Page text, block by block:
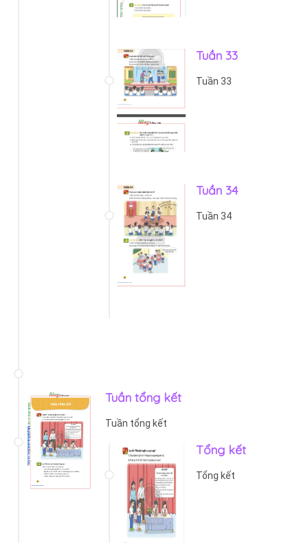
Tuần 33
Tuần 33
Tuần 34
Tuần 34
Tuần tổng kết
Tuần tổng kết
Tổng kết
Tổng kết